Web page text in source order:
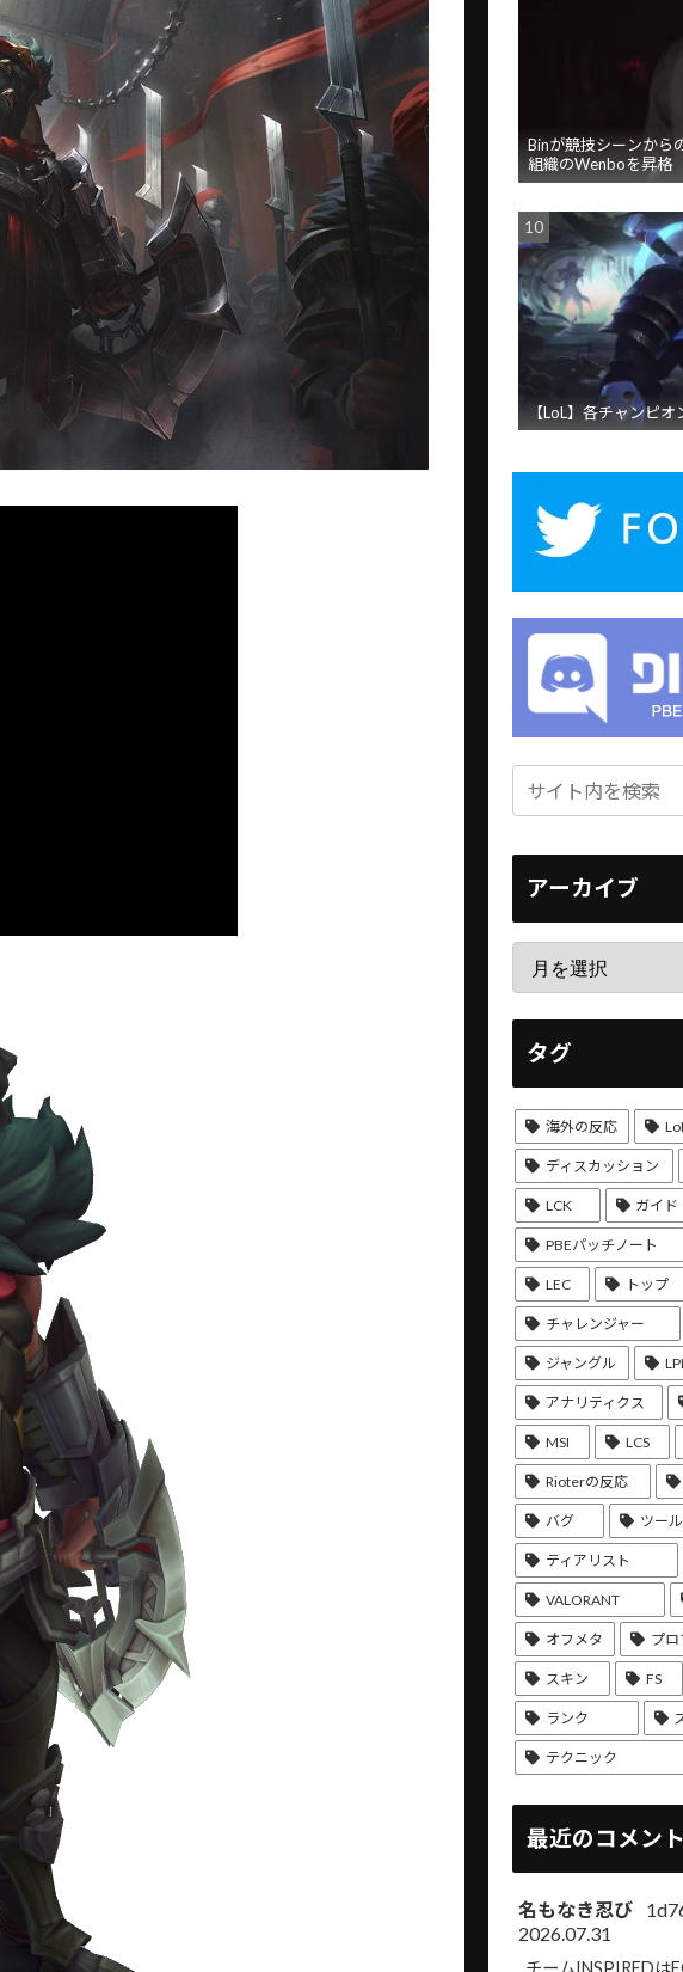
Binが競技シーンから
組織のWenboを昇格
【LoL】各チャンピ
アーカイブ
タグ
海外の反応
ディスカッション
LCK ガイド
PBEパッチノート
LEC トップ
チャレンジャー
ジャングル
アナリティクス
MSI LCS
Rioterの反応
バグ ツール
ティアリスト
VALORANT
オフメタ プ
スキン FS
ランク
テクニック
最近のコメント
名もなき忍び
2026.07.31
チームINSPIREDは